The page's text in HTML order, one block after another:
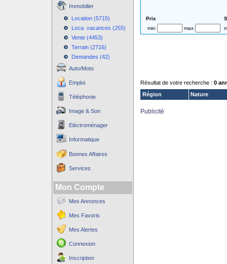
Immobilier
Location (5715)
Loca. vacances (255)
Vente (4453)
Terrain (2716)
Demandes (42)
Auto/Moto
Emploi
Téléphonie
Image & Son
Eléctroménager
Informatique
Bonnes Affaires
Services
Mon Compte
Mes Annonces
Mes Favoris
Mes Alertes
Connexion
Inscription
Prix
min
max
Résultat de votre recherche : 0
Région
Nature
Publicité